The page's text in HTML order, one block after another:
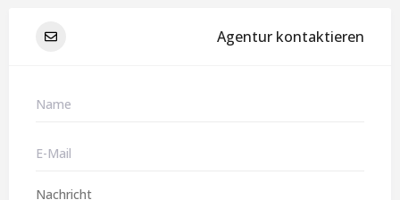
Agentur kontaktieren